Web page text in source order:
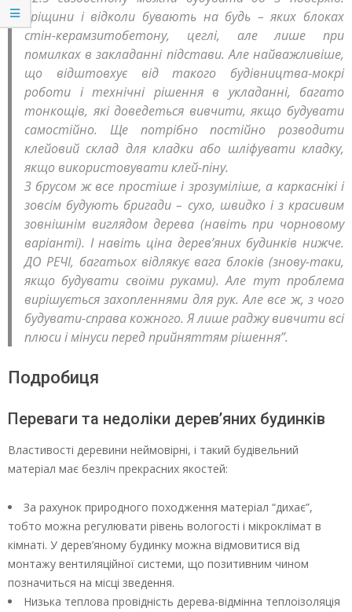
Тріщини і відколи бувають на будь – яких блоках
стін-керамзитобетону, цеглі, але лише при
помилках в закладанні підстави. Але найважливіше,
що відштовхує від такого будівництва-мокрі
роботи і технічні рішення в укладанні, багато
тонкощів, які доведеться вивчити, якщо будувати
самостійно. Ще потрібно постійно розводити
клейовий склад для кладки або шліфувати кладку,
якщо використовувати клей-піну.
З брусом ж все простіше і зрозуміліше, а каркаснікі і
зовсім будують бригади – сухо, швидко і з красивим
зовнішнім виглядом дерева (навіть при чорновому
варіанті). І навіть ціна дерев’яних будинків нижче.
ДО РЕЧІ, багатьох відлякує вага блоків (знову-таки,
якщо будувати своїми руками). Але тут проблема
вирішується захопленнями для рук. Але все ж, з чого
будувати-справа кожного. Я лише раджу вивчити всі
плюси і мінуси перед прийняттям рішення”.
Подробиця
Переваги та недоліки дерев’яних будинків
Властивості деревини неймовірні, і такий будівельний
матеріал має безліч прекрасних якостей:
За рахунок природного походження матеріал “дихає”,
тобто можна регулювати рівень вологості і мікроклімат в
кімнаті. У дерев’яному будинку можна відмовитися від
монтажу вентиляційної системи, що позитивним чином
позначиться на місці зведення.
Низька теплова провідність дерева-відмінна теплоізоляція